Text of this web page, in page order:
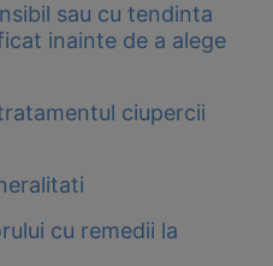
sau cu tendinta
inainte de a alege
ciupercii
cu remedii la